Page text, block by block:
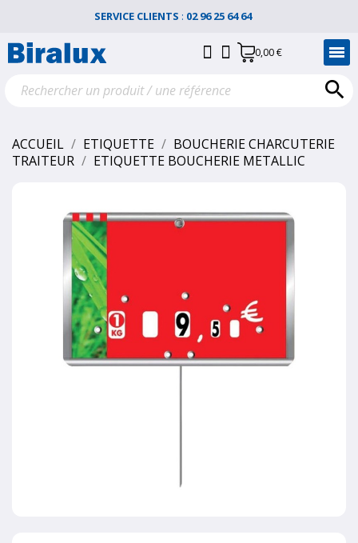
SERVICE CLIENTS : 02 96 25 64 64
0,00 €

ACCUEIL ETIQUETTE
BOUCHERIE CHARCUTERIE
TRAITEUR
ETIQUETTE BOUCHERIE METALLIC